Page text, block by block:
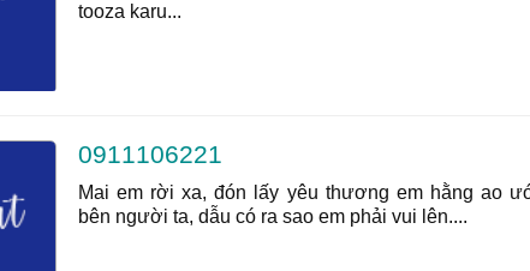
tooza karu...
0911106221
Mai em rời xa, đón lấy yêu thương em hằng ao
bên người ta, dẫu có ra sao em phải vui lên....